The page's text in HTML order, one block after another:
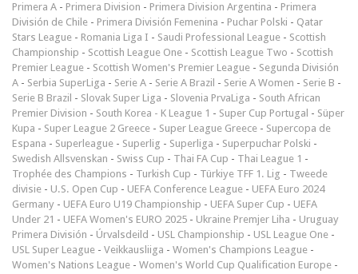
Primera A - Primera Division - Primera Division Argentina - Primera
División de Chile - Primera División Femenina - Puchar Polski - Qatar
Stars League - Romania Liga I - Saudi Professional League - Scottish
Championship - Scottish League One - Scottish League Two - Scottish
Premier League - Scottish Women's Premier League - Segunda División
A - Serbia SuperLiga - Serie A - Serie A Brazil - Serie A Women - Serie B -
Serie B Brazil - Slovak Super Liga - Slovenia PrvaLiga - South African
Premier Division - South Korea - K League 1 - Super Cup Portugal - Süper
Kupa - Super League 2 Greece - Super League Greece - Supercopa de
Espana - Superleague - Superlig - Superliga - Superpuchar Polski -
Swedish Allsvenskan - Swiss Cup - Thai FA Cup - Thai League 1 -
Trophée des Champions - Turkish Cup - Türkiye TFF 1. Lig - Tweede
divisie - U.S. Open Cup - UEFA Conference League - UEFA Euro 2024
Germany - UEFA Euro U19 Championship - UEFA Super Cup - UEFA
Under 21 - UEFA Women's EURO 2025 - Ukraine Premjer Liha - Uruguay
Primera División - Úrvalsdeild - USL Championship - USL League One -
USL Super League - Veikkausliiga - Women's Champions League -
Women's Nations League - Women's World Cup Qualification Europe -